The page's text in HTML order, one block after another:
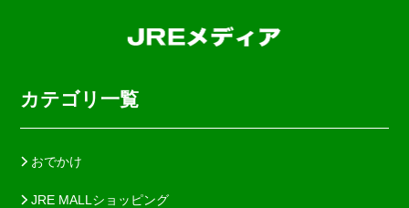
カテゴリ一覧
おでかけ
JRE MALLショッピング